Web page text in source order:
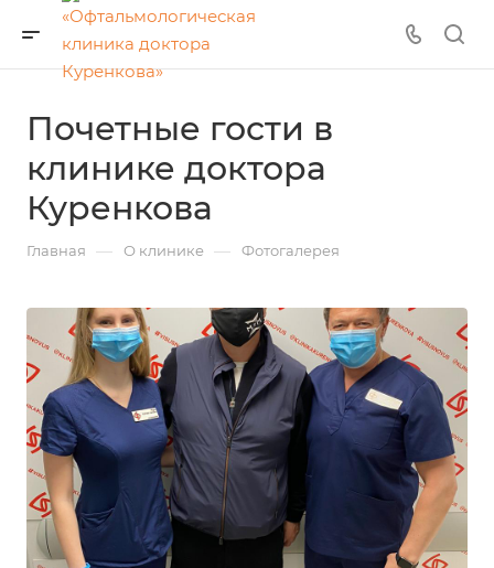
Почетные гости в
клинике доктора
Куренкова
Главная — О клинике — Фотогалерея